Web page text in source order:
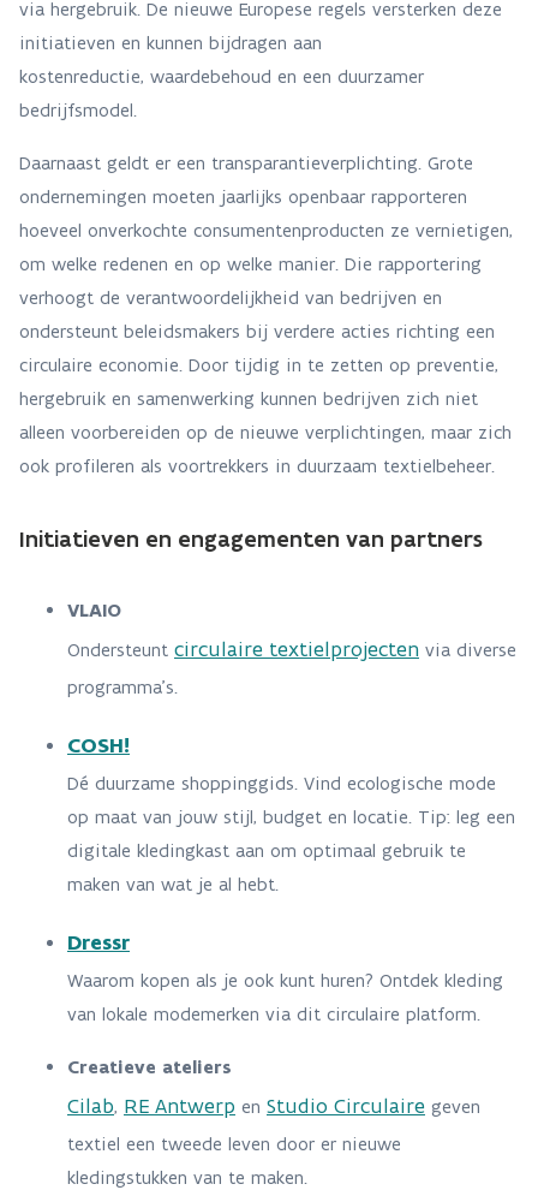
via hergebruik. De nieuwe Europese regels versterken deze
initiatieven en kunnen bijdragen aan
kostenreductie, waardebehoud en een duurzamer
bedrijfsmodel.
Daarnaast geldt er een transparantieverplichting. Grote
ondernemingen moeten jaarlijks openbaar rapporteren
hoeveel onverkochte consumentenproducten ze vernietigen,
om welke redenen en op welke manier. Die rapportering
verhoogt de verantwoordelijkheid van bedrijven en
ondersteunt beleidsmakers bij verdere acties richting een
circulaire economie. Door tijdig in te zetten op preventie,
hergebruik en samenwerking kunnen bedrijven zich niet
alleen voorbereiden op de nieuwe verplichtingen, maar zich
ook profileren als voortrekkers in duurzaam textielbeheer.
Initiatieven en engagementen van partners
VLAIO
Ondersteunt circulaire textielprojecten via diverse
programma’s.
COSH!
Dé duurzame shoppinggids. Vind ecologische mode
op maat van jouw stijl, budget en locatie. Tip: leg een
digitale kledingkast aan om optimaal gebruik te
maken van wat je al hebt.
Dressr
Waarom kopen als je ook kunt huren? Ontdek kleding
van lokale modemerken via dit circulaire platform.
Creatieve ateliers
Cilab, RE Antwerp en Studio Circulaire geven
textiel een tweede leven door er nieuwe
kledingstukken van te maken.